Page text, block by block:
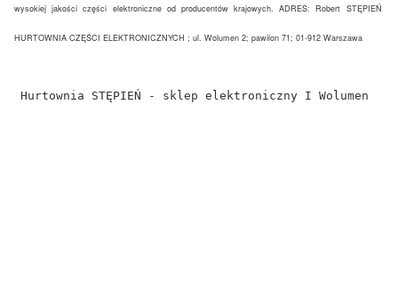
wysokiej jakości części elektroniczne od producentów krajowych. ADRES: Robert STĘPIEŃ
HURTOWNIA CZĘŚCI ELEKTRONICZNYCH ; ul. Wolumen 2; pawilon 71; 01-912 Warszawa
Hurtownia STĘPIEŃ - sklep elektroniczny I Wolumen